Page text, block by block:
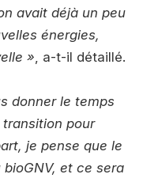
avait déjà un peu
énergies,
», a-t-il détaillé.
donner le temps
pour
je pense que le
et ce sera